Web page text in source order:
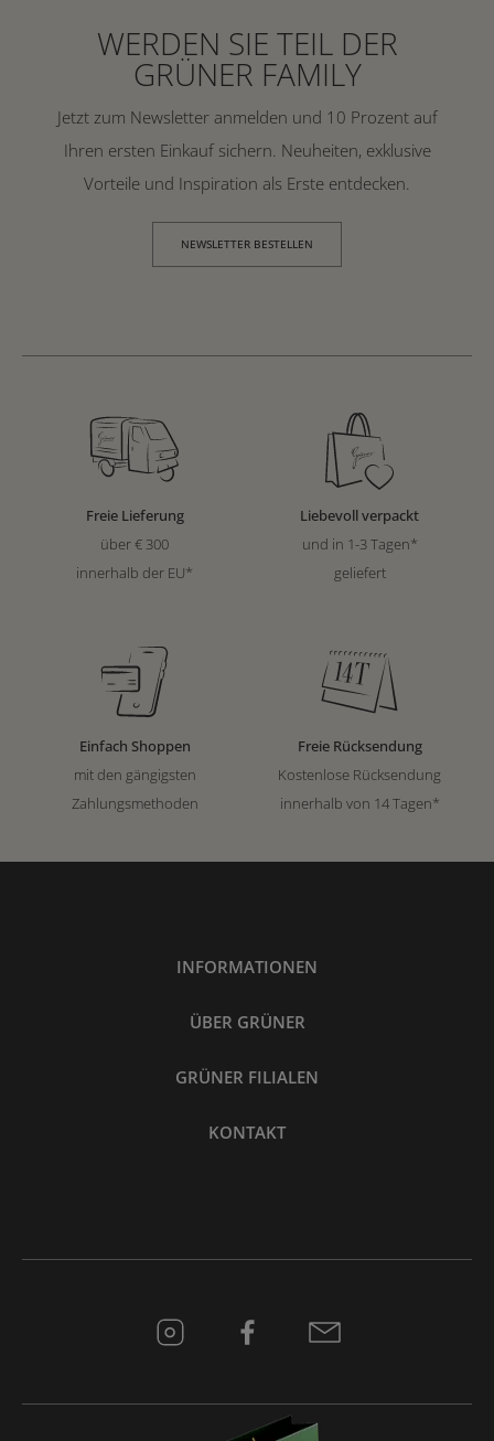
WERDEN SIE TEIL DER
GRÜNER FAMILY
Jetzt zum Newsletter anmelden und 10 Prozent auf
Ihren ersten Einkauf sichern. Neuheiten, exklusive
Vorteile und Inspiration als Erste entdecken.
NEWSLETTER BESTELLEN
Freie Lieferung
über € 300
innerhalb der EU*
Liebevoll verpackt
und in 1-3 Tagen*
geliefert
Einfach Shoppen
mit den gängigsten
Zahlungsmethoden
Freie Rücksendung
Kostenlose Rücksendung
innerhalb von 14 Tagen*
INFORMATIONEN
ÜBER GRÜNER
GRÜNER FILIALEN
KONTAKT